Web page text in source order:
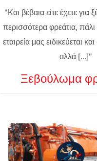
"Και βέβαια είτε έχετε για
περισσότερα φρεάτια,
εταιρεία μας ειδικεύεται
αλλά [...]"
Ξεβούλωμα